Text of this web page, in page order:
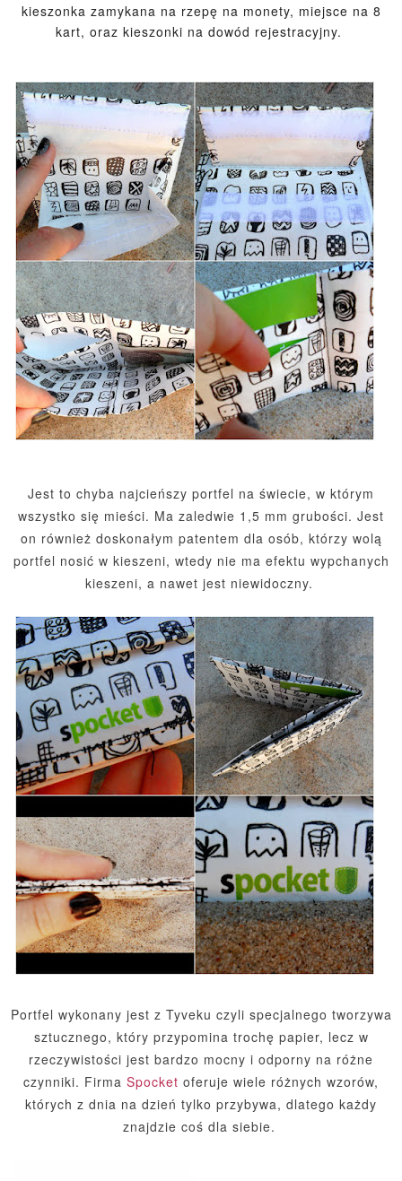
kieszonka zamykana na rzepę na monety, miejsce na 8
kart, oraz kieszonki na dowód rejestracyjny.
Jest to chyba najcieńszy portfel na świecie, w którym
wszystko się mieści. Ma zaledwie 1,5 mm grubości. Jest
on również doskonałym patentem dla osób, którzy wolą
portfel nosić w kieszeni, wtedy nie ma efektu wypchanych
kieszeni, a nawet jest niewidoczny.
Portfel wykonany jest z Tyveku czyli specjalnego tworzywa
sztucznego, który przypomina trochę papier, lecz w
rzeczywistości jest bardzo mocny i odporny na różne
czynniki. Firma Spocket oferuje wiele różnych wzorów,
których z dnia na dzień tylko przybywa, dlatego każdy
znajdzie coś dla siebie.